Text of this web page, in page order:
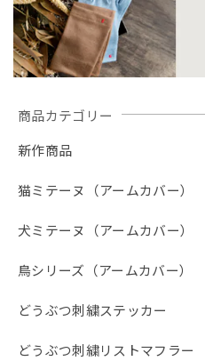
商品カテゴリー
新作商品
猫ミテーヌ（アームカバー）
犬ミテーヌ（アームカバー）
鳥シリーズ（アームカバー）
どうぶつ刺繍ステッカー
どうぶつ刺繍リストマフラー